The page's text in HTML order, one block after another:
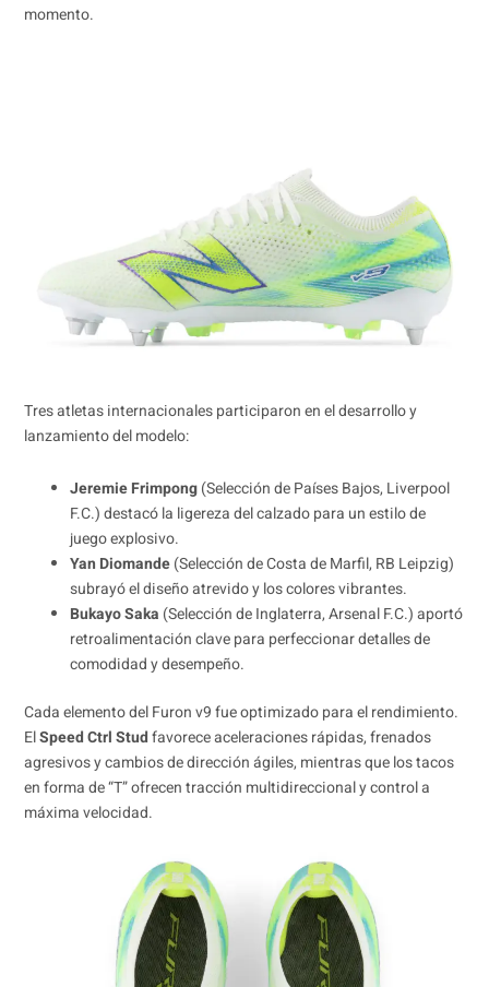
momento.
Tres atletas internacionales participaron en el desarrollo y
lanzamiento del modelo:
Jeremie Frimpong(Selección de Países Bajos, Liverpool
F.C.) destacó la ligereza del calzado para un estilo de
juego explosivo.
Yan Diomande(Selección de Costa de Marfil, RB Leipzig)
subrayó el diseño atrevido y los colores vibrantes.
Bukayo Saka (Selección de Inglaterra, Arsenal F.C.) aportó
retroalimentación clave para perfeccionar detalles de
comodidad y desempeño.
Cada elemento del Furon v9 fue optimizado para el rendimiento.
ElSpeed Ctrl Studfavorece aceleraciones rápidas, frenados
agresivos y cambios de dirección ágiles, mientras que los tacos
en forma de “T” ofrecen tracción multidireccional y control a
máxima velocidad.